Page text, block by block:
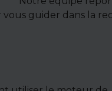
vous guider dans la